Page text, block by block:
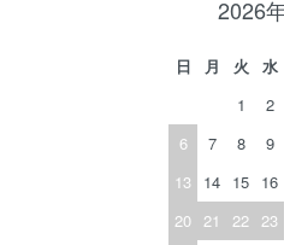
2026
日 月 火 水
1
2
6
7 8 9
13
14 15 16
20 21 22 23